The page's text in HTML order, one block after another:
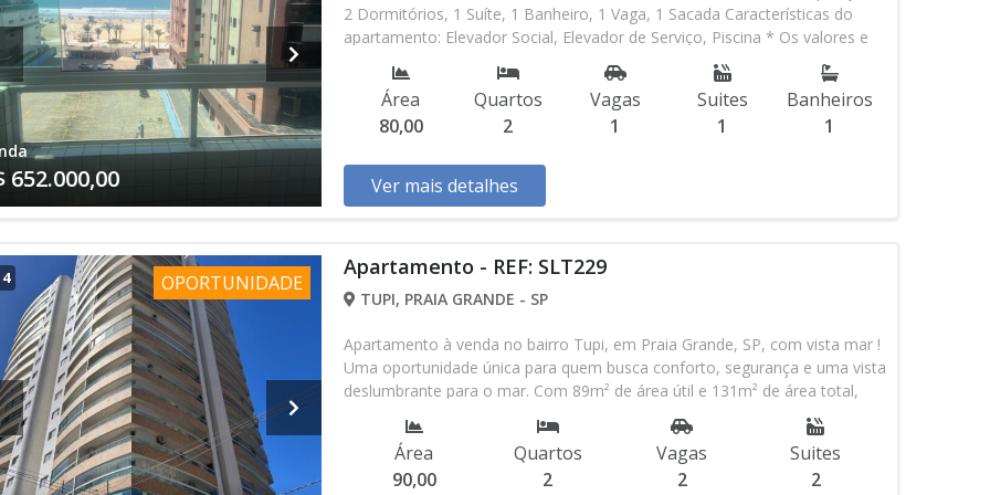
652.000,00
2 Dormitórios, 1 Suíte, 1 Banheiro, 1 Vaga, 1 Sacada Características do
apartamento: Elevador Social, Elevador de Serviço, Piscina * Os valores e
disponibilidade podem ser alterados sem prévio aviso. Favor verificar
entrando em contato com nossa equipe
Área
80,00
Quartos
2
Vagas
1
Suites
1
Banheiros
1
Ver mais detalhes
4 OPORTUNIDADE
Apartamento - REF: SLT229
TUPI, PRAIA GRANDE - SP
Apartamento à venda no bairro Tupi, em Praia Grande, SP, com vista mar !
Uma oportunidade única para quem busca conforto, segurança e uma vista
deslumbrante para o mar. Com 89m² de área útil e 131m² de área total,
este imóvel oferece 2 quartos, sendo 2 suítes, 2 vagas privativas, ideal para
famílias que valorizam privacidade e praticidade. O apartamento conta com
acabamento de alto padrão, incluindo porcelanato, granito, azulejo até o
teto e cerâmica na fachada. A cozinha americana planejada e semi-
Área
90,00
Quartos
2
Vagas
2
Suites
2